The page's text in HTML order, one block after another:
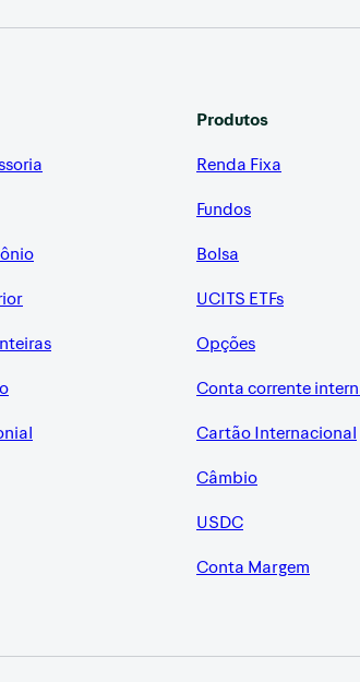
Produtos
Renda Fixa
Fundos
Bolsa
UCITS ETFs
Opções
Conta corrente
Cartão Internacional
Câmbio
USDC
Conta Margem